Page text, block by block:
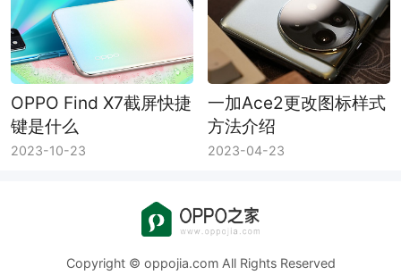
OPPO Find X7截屏快捷
键是什么
2023-10-23
一加Ace2更改图标样式
方法介绍
2023-04-23
Copyright © oppojia.com All Rights Reserved